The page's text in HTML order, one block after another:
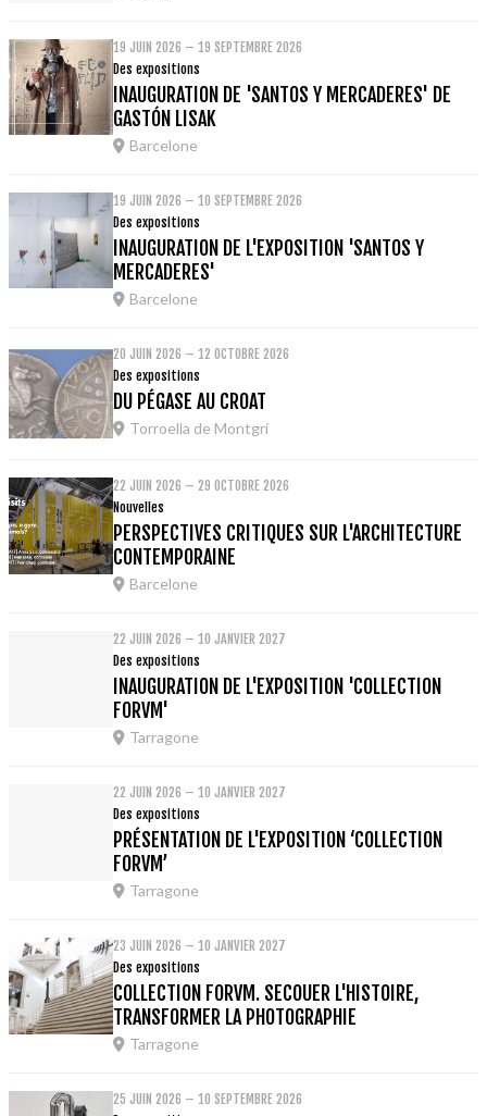
19 JUIN 2026 – 19 SEPTEMBRE 2026
Des expositions
INAUGURATION DE 'SANTOS Y MERCADERES' DE
GASTÓN LISAK
Barcelone
19 JUIN 2026 – 10 SEPTEMBRE 2026
Des expositions
INAUGURATION DE L'EXPOSITION 'SANTOS Y
MERCADERES'
Barcelone
20 JUIN 2026 – 12 OCTOBRE 2026
Des expositions
DU PÉGASE AU CROAT
Torroella de Montgrí
22 JUIN 2026 – 29 OCTOBRE 2026
Nouvelles
PERSPECTIVES CRITIQUES SUR L'ARCHITECTURE
CONTEMPORAINE
Barcelone
22 JUIN 2026 – 10 JANVIER 2027
Des expositions
INAUGURATION DE L'EXPOSITION 'COLLECTION
FORVM'
Tarragone
22 JUIN 2026 – 10 JANVIER 2027
Des expositions
PRÉSENTATION DE L'EXPOSITION ‘COLLECTION
FORVM’
Tarragone
23 JUIN 2026 – 10 JANVIER 2027
Des expositions
COLLECTION FORVM. SECOUER L'HISTOIRE,
TRANSFORMER LA PHOTOGRAPHIE
Tarragone
25 JUIN 2026 – 10 SEPTEMBRE 2026